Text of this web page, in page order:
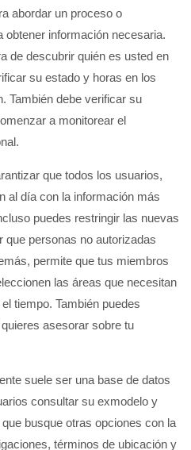
abordar un proceso o
información necesaria.
de descubrir quién es usted en
su estado y horas en los
También debe verificar su
a monitorear el
que todos los usuarios,
al día con la información más
puedes restringir las nuevas
que personas no autorizadas
permite que tus miembros
las áreas que necesitan
tiempo. También puedes
asesorar sobre tu
suele ser una base de datos
consultar su exmodelo y
busque otras opciones con la
términos de ubicación y